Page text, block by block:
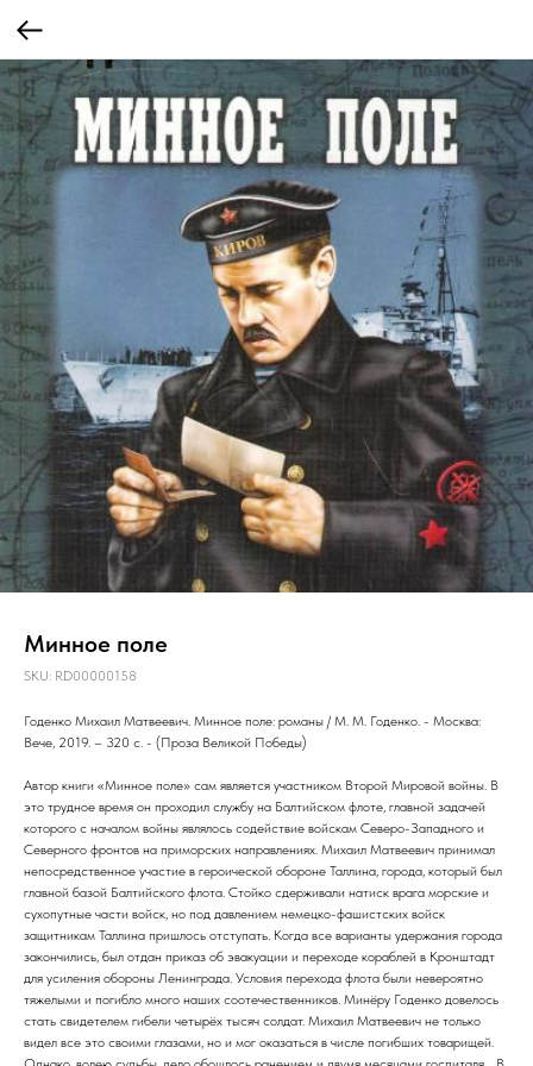
Минное поле
SKU: RD00000158
Годенко Михаил Матвеевич. Минное поле: романы / М. М. Годенко. - Москва:
Вече, 2019. – 320 с. - (Проза Великой Победы)
Автор книги «Минное поле» сам является участником Второй Мировой войны. В
это трудное время он проходил службу на Балтийском флоте, главной задачей
которого с началом войны являлось содействие войскам Северо-Западного и
Северного фронтов на приморских направлениях. Михаил Матвеевич принимал
непосредственное участие в героической обороне Таллина, города, который был
главной базой Балтийского флота. Стойко сдерживали натиск врага морские и
сухопутные части войск, но под давлением немецко-фашистских войск
защитникам Таллина пришлось отступать. Когда все варианты удержания города
закончились, был отдан приказ об эвакуации и переходе кораблей в Кронштадт
для усиления обороны Ленинграда. Условия перехода флота были невероятно
тяжелыми и погибло много наших соотечественников. Минёру Годенко довелось
стать свидетелем гибели четырёх тысяч солдат. Михаил Матвеевич не только
видел все это своими глазами, но и мог оказаться в числе погибших товарищей.